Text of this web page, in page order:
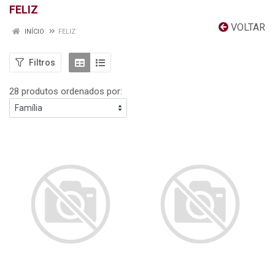
FELIZ
VOLTAR
INÍCIO FELIZ
Filtros
28 produtos ordenados por: